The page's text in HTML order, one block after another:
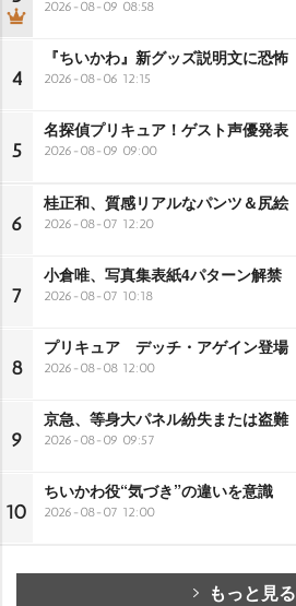
2026-08-09 08:58
4
『ちいかわ』新グッズ説明文に恐怖
2026-08-06 12:15
5
名探偵プリキュア！ゲスト声優発表
2026-08-09 09:00
6
桂正和、質感リアルなパンツ＆尻絵
2026-08-07 12:20
7
小倉唯、写真集表紙4パターン解禁
2026-08-07 10:18
8
プリキュア デッチ・アゲイン登場
2026-08-08 12:00
9
京急、等身大パネル紛失または盗難
2026-08-09 09:57
10
ちいかわ役“気づき”の違いを意識
2026-08-07 12:00
もっと見る